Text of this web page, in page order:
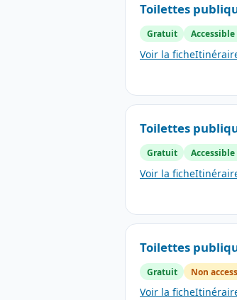
Toilettes
Gratuit Accessible
Voir la fiche
Toilettes
Gratuit Accessible
Voir la fiche
Toilettes
Gratuit Non
Voir la fiche